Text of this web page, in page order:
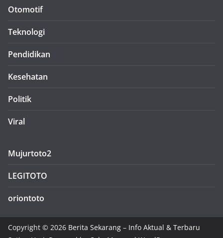
Otomotif
Teknologi
Pendidikan
Kesehatan
Politik
Viral
Mujurtoto2
LEGITOTO
oriontoto
Copyright © 2026 Berita Sekarang – Info Aktual & Terbaru